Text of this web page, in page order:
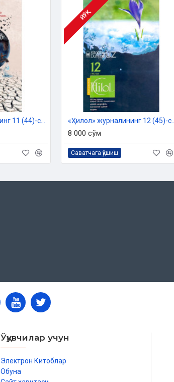
ЙЎҚ
8 000 сўм
Саватчага қўшиш
Ўқувчилар учун
Электрон Китоблар
Обуна